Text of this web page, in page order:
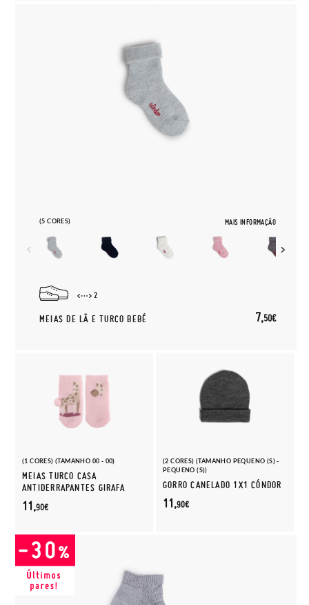
(5 CORES) MAIS INFORMAÇÃO
2
MEIAS DE LÃ E TURCO BEBÉ 7,50€
(1 CORES) (TAMANHO 00 - 00)
MEIAS TURCO CASA
ANTIDERRAPANTES GIRAFA
11,90€
(2 CORES) (TAMANHO PEQUENO (S) -
PEQUENO (S))
GORRO CANELADO 1X1 CÓNDOR
11,90€